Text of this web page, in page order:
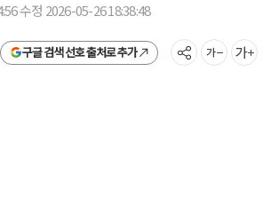
수정 2026-05-26 18:38:48
구글 검색 선호 출처로 추가